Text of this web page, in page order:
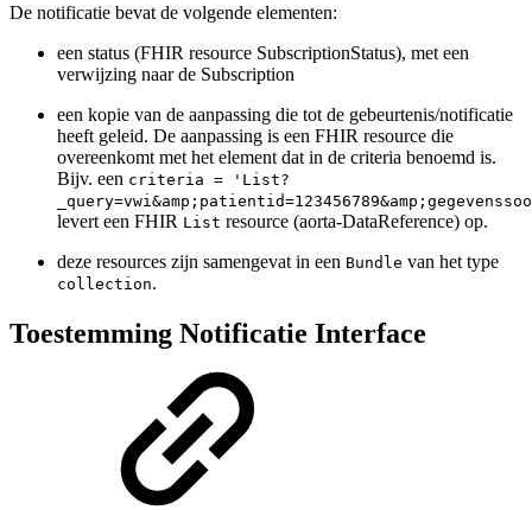
De notificatie bevat de volgende elementen:
een status (FHIR resource SubscriptionStatus), met een
verwijzing naar de Subscription
een kopie van de aanpassing die tot de gebeurtenis/notificatie
heeft geleid. De aanpassing is een FHIR resource die
overeenkomt met het element dat in de criteria benoemd is.
Bijv. een criteria = 'List?
levert een FHIR List resource (aorta-DataReference) op.
deze resources zijn samengevat in een Bundle van het type
collection.
Toestemming Notificatie Interface